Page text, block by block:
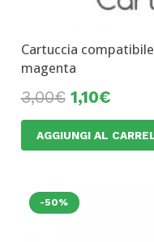
Cartuccia
magenta
3,00€ 1,10€
AGGIUNGI AL
-50%